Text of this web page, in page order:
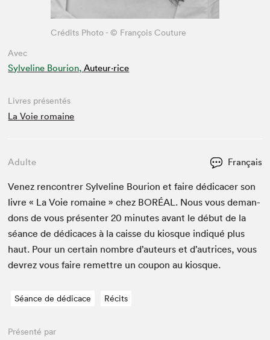
Avec
Sylveline Bourion, Auteur·rice
Crédits Photo - © François Couture
Livres présentés
La Voie romaine
Adulte Français
Venez ren­con­tr­er Sylve­line Bou­ri­on et faire dédi­cac­er son
livre « La Voie romaine » chez BORÉAL. Nous vous deman­
dons de vous présen­ter20 min­utes avant le début de la
séance de dédi­caces à la caisse du kiosque indiqué plus
haut. Pour un cer­tain nom­bre d’auteurs et d’autrices, vous
devrez vous faire remet­tre un coupon au kiosque.
Séance de dédicace Récits
Présenté par